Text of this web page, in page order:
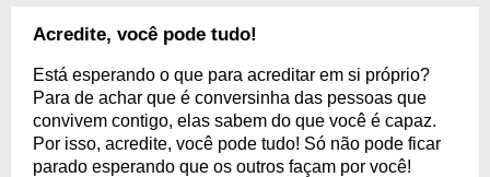
Acredite, você pode tudo!
Está esperando o que para acreditar em si próprio?
Para de achar que é conversinha das pessoas que
convivem contigo, elas sabem do que você é capaz.
Por isso, acredite, você pode tudo! Só não pode ficar
parado esperando que os outros façam por você!